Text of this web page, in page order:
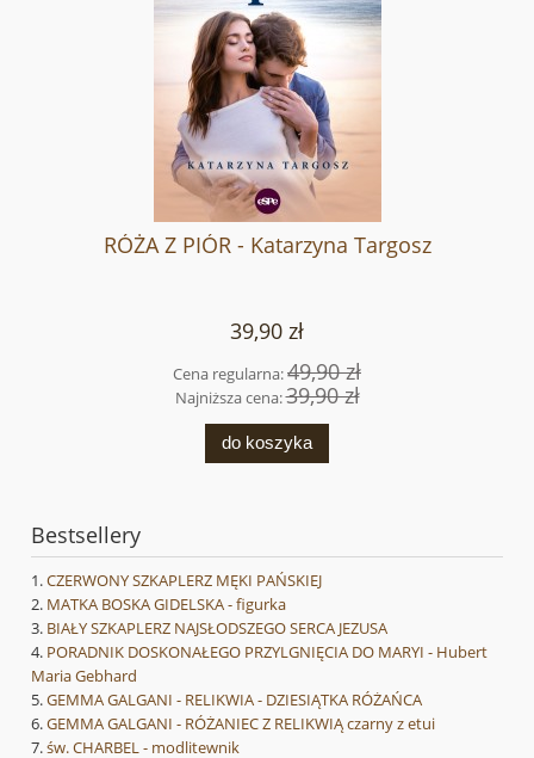
RÓŻA Z PIÓR - Katarzyna Targosz
39,90 zł
Cena regularna:49,90 zł
Najniższa cena:39,90 zł
do koszyka
Bestsellery
CZERWONY SZKAPLERZ MĘKI PAŃSKIEJ
MATKA BOSKA GIDELSKA - figurka
BIAŁY SZKAPLERZ NAJSŁODSZEGO SERCA JEZUSA
PORADNIK DOSKONAŁEGO PRZYLGNIĘCIA DO MARYI - Hubert
Maria Gebhard
GEMMA GALGANI - RELIKWIA - DZIESIĄTKA RÓŻAŃCA
GEMMA GALGANI - RÓŻANIEC Z RELIKWIĄ czarny z etui
św. CHARBEL - modlitewnik